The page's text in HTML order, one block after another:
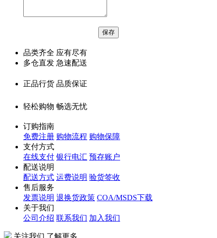
品类齐全 应有尽有
多仓直发 急速配送
正品行货 品质保证
轻松购物 畅选无忧
订购指南
免费注册 购物流程 购物保障
支付方式
在线支付 银行电汇 预存账户
配送说明
配送方式 运费说明 验货签收
售后服务
发票说明 退换货政策 COA/MSDS下载
关于我们
公司介绍 联系我们 加入我们